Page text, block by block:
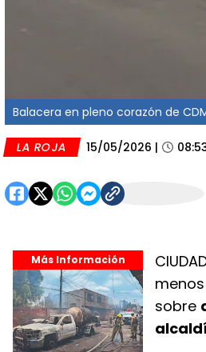
Balacera en pleno corazón de
LA ROJA 15/05/2026 |
Más Información
sobre